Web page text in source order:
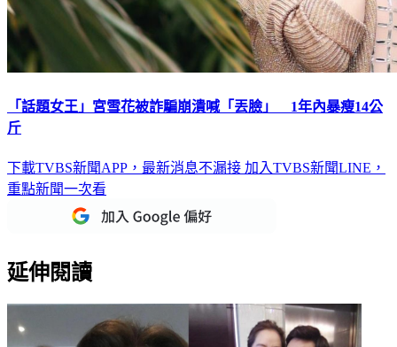
「話題女王」宮雪花被詐騙崩潰喊「丟臉」 1年內暴瘦14公
斤
下載TVBS新聞APP，最新消息不漏接 加入TVBS新聞LINE，
重點新聞一次看
延伸閱讀